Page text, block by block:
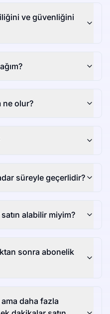
ve güvenliğini
ne olur?
süreyle geçerlidir?
alabilir miyim?
sonra abonelik
daha fazla